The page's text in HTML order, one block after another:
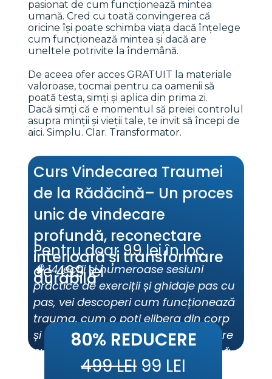
pasionat de cum funcționează mintea
umană. Cred cu toată convingerea că
oricine își poate schimba viața dacă înțelege
cum funcționează mintea și dacă are
uneltele potrivite la îndemână.
De aceea ofer acces GRATUIT la materiale
valoroase, tocmai pentru ca oamenii să
poată testa, simți și aplica din prima zi.
Dacă simți că e momentul să preiei controlul
asupra minții și vieții tale, te invit să începi de
aici. Simplu. Clar. Transformator.
Curs Vindecarea Traumei
de la Rădăcină– Un proces
unic de vindecare
profundă, reconectare
interioară și transformare
durabilă
Pentru doar 99 lei în loc
de 499 lei
🧠 14 lecții și numeroase sesiuni
practice de exerciții și ghidaje pas cu
pas, vei descoperi cum funcționează
trauma, cum o poți elibera din corp
și minte și cum să transformi fiecare
experiență dureroasă într-o resursă
de putere.
80% REDUCERE
499 LEI 99 LEI